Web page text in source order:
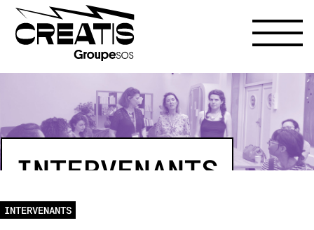
INTERVENANTS
INTERVENANTS